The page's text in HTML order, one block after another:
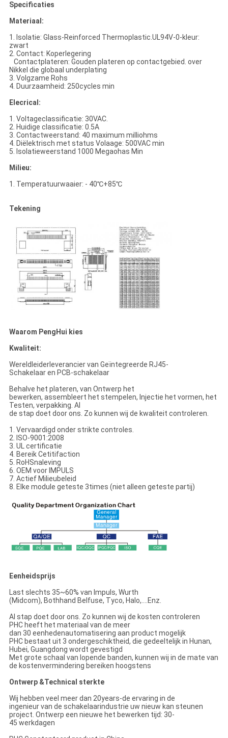
Specificaties
Materiaal:
1. Isolatie: Glass-Reinforced Thermoplastic.UL94V-0-kleur:
zwart
2. Contact: Koperlegering
Contactplateren: Gouden plateren op contactgebied. over
Nikkel die globaal underplating
3. Volgzame Rohs
4. Duurzaamheid: 250cycles min
Elecrical:
1. Voltageclassificatie: 30VAC.
2. Huidige classificatie: 0.5A
3. Contactweerstand: 40 maximum milliohms
4. Diëlektrisch met status Volaage: 500VAC min
5. Isolatieweerstand 1000 Megaohas Min
Milieu:
1. Temperatuurwaaier: - 40℃+85℃
Tekening
Waarom PengHui kies
Kwaliteit:
Wereldleiderleverancier van Geïntegreerde RJ45-
Schakelaar en PCB-schakelaar
Behalve het plateren, van Ontwerp het
bewerken, assembleert het stempelen, Injectie het vormen, het
Testen, verpakking. Al
de stap doet door ons. Zo kunnen wij de kwaliteit controleren.
1. Vervaardigd onder strikte controles.
2. ISO-9001:2008
3. UL certificatie
4. Bereik Cetitifaction
5. RoHSnaleving
6. OEM voor IMPULS
7. Actief Milieubeleid
8. Elke module geteste 3times (niet alleen geteste partij)
Eenheidsprijs
Last slechts 35~60% van Impuls, Wurth
(Midcom), Bothhand Belfuse, Tyco, Halo,….Enz.
Al stap doet door ons. Zo kunnen wij de kosten controleren
PHC heeft het materiaal van de meer
dan 30 eenhedenautomatisering aan product mogelijk
PHC bestaat uit 3 ondergeschiktheid, die gedeeltelijk in Hunan,
Hubei, Guangdong wordt gevestigd
Met grote schaal van lopende banden, kunnen wij in de mate van
de kostenvermindering bereiken hoogstens
Ontwerp &Technical sterkte
Wij hebben veel meer dan 20years-de ervaring in de
ingenieur van de schakelaarindustrie uw nieuw kan steunen
project. Ontwerp een nieuwe het bewerken tijd: 30-
45 werkdagen